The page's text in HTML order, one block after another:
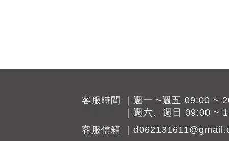
客服時間 ｜週一 ~週五 09:00 ~
｜週六、週日 09:00 ~
客服信箱 ｜